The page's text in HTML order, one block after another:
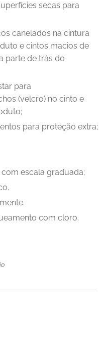
secas para
canelados na cintura
e cintos macios de
parte de trás do
para
(velcro) no cinto e
para proteção extra;
escala graduada;
com cloro.